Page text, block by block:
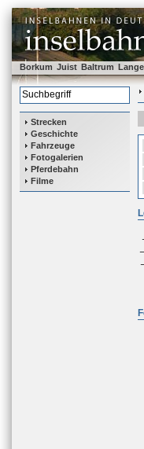
Borkum Juist Baltrum
Strecken
Geschichte
Fahrzeuge
Fotogalerien
Pferdebahn
Filme